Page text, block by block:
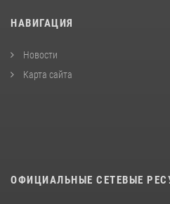
НАВИГАЦИЯ
Новости
Карта сайта
ОФИЦИАЛЬНЫЕ СЕТЕВЫЕ